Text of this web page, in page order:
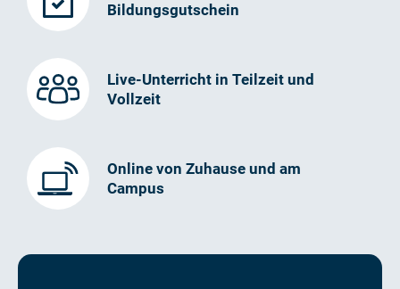
Bildungsgutschein
Live-Unterricht in Teilzeit und
Vollzeit
Online von Zuhause und am
Campus